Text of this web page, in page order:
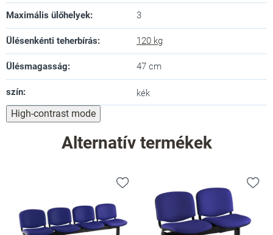
Maximális ülőhelyek: 3
Ülésenkénti teherbírás: 120 kg
Ülésmagasság: 47 cm
szín: kék
High-contrast mode
Alternatív termékek